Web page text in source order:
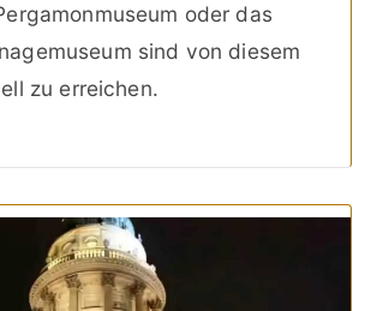
oder das
sind von diesem
zu erreichen.